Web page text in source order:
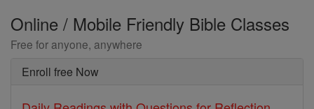
Online / Mobile Friendly Bible Classes
Free for anyone, anywhere
Enroll free Now